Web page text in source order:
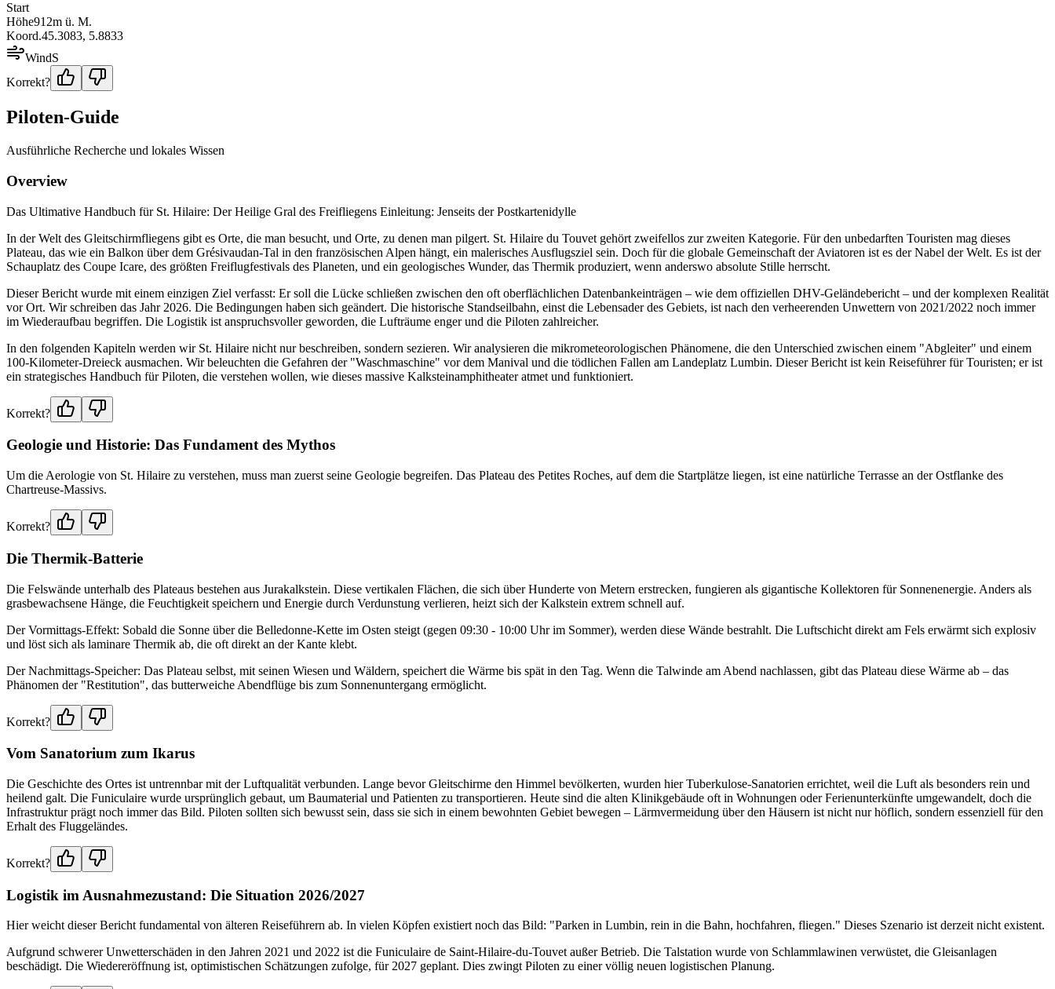
Start
Höhe912m ü. M.
Koord.45.3083, 5.8833
WindS
Korrekt?
Piloten-Guide
Ausführliche Recherche und lokales Wissen
Overview
Das Ultimative Handbuch für St. Hilaire: Der Heilige Gral des Freifliegens Einleitung: Jenseits der Postkartenidylle
In der Welt des Gleitschirmfliegens gibt es Orte, die man besucht, und Orte, zu denen man pilgert. St. Hilaire du Touvet gehört zweifellos zur zweiten Kategorie. Für den unbedarften Touristen mag dieses
Plateau, das wie ein Balkon über dem Grésivaudan-Tal in den französischen Alpen hängt, ein malerisches Ausflugsziel sein. Doch für die globale Gemeinschaft der Aviatoren ist es der Nabel der Welt. Es ist der
Schauplatz des Coupe Icare, des größten Freiflugfestivals des Planeten, und ein geologisches Wunder, das Thermik produziert, wenn anderswo absolute Stille herrscht.
Dieser Bericht wurde mit einem einzigen Ziel verfasst: Er soll die Lücke schließen zwischen den oft oberflächlichen Datenbankeinträgen – wie dem offiziellen DHV-Geländebericht – und der komplexen Realität
vor Ort. Wir schreiben das Jahr 2026. Die Bedingungen haben sich geändert. Die historische Standseilbahn, einst die Lebensader des Gebiets, ist nach den verheerenden Unwettern von 2021/2022 noch immer
im Wiederaufbau begriffen. Die Logistik ist anspruchsvoller geworden, die Lufträume enger und die Piloten zahlreicher.
In den folgenden Kapiteln werden wir St. Hilaire nicht nur beschreiben, sondern sezieren. Wir analysieren die mikrometeorologischen Phänomene, die den Unterschied zwischen einem "Abgleiter" und einem
100-Kilometer-Dreieck ausmachen. Wir beleuchten die Gefahren der "Waschmaschine" vor dem Manival und die tödlichen Fallen am Landeplatz Lumbin. Dieser Bericht ist kein Reiseführer für Touristen; er ist
ein strategisches Handbuch für Piloten, die verstehen wollen, wie dieses massive Kalksteinamphitheater atmet und funktioniert.
Korrekt?
Geologie und Historie: Das Fundament des Mythos
Um die Aerologie von St. Hilaire zu verstehen, muss man zuerst seine Geologie begreifen. Das Plateau des Petites Roches, auf dem die Startplätze liegen, ist eine natürliche Terrasse an der Ostflanke des
Chartreuse-Massivs.
Korrekt?
Die Thermik-Batterie
Die Felswände unterhalb des Plateaus bestehen aus Jurakalkstein. Diese vertikalen Flächen, die sich über Hunderte von Metern erstrecken, fungieren als gigantische Kollektoren für Sonnenenergie. Anders als
grasbewachsene Hänge, die Feuchtigkeit speichern und Energie durch Verdunstung verlieren, heizt sich der Kalkstein extrem schnell auf.
Der Vormittags-Effekt: Sobald die Sonne über die Belledonne-Kette im Osten steigt (gegen 09:30 - 10:00 Uhr im Sommer), werden diese Wände bestrahlt. Die Luftschicht direkt am Fels erwärmt sich explosiv
und löst sich als laminare Thermik ab, die oft direkt an der Kante klebt.
Der Nachmittags-Speicher: Das Plateau selbst, mit seinen Wiesen und Wäldern, speichert die Wärme bis spät in den Tag. Wenn die Talwinde am Abend nachlassen, gibt das Plateau diese Wärme ab – das
Phänomen der "Restitution", das butterweiche Abendflüge bis zum Sonnenuntergang ermöglicht.
Korrekt?
Vom Sanatorium zum Ikarus
Die Geschichte des Ortes ist untrennbar mit der Luftqualität verbunden. Lange bevor Gleitschirme den Himmel bevölkerten, wurden hier Tuberkulose-Sanatorien errichtet, weil die Luft als besonders rein und
heilend galt. Die Funiculaire wurde ursprünglich gebaut, um Baumaterial und Patienten zu transportieren. Heute sind die alten Klinikgebäude oft in Wohnungen oder Ferienunterkünfte umgewandelt, doch die
Infrastruktur prägt noch immer das Bild. Piloten sollten sich bewusst sein, dass sie sich in einem bewohnten Gebiet bewegen – Lärmvermeidung über den Häusern ist nicht nur höflich, sondern essenziell für den
Erhalt des Fluggeländes.
Korrekt?
Logistik im Ausnahmezustand: Die Situation 2026/2027
Hier weicht dieser Bericht fundamental von älteren Reiseführern ab. In vielen Köpfen existiert noch das Bild: "Parken in Lumbin, rein in die Bahn, hochfahren, fliegen." Dieses Szenario ist derzeit nicht existent.
Aufgrund schwerer Unwetterschäden in den Jahren 2021 und 2022 ist die Funiculaire de Saint-Hilaire-du-Touvet außer Betrieb. Die Talstation wurde von Schlammlawinen verwüstet, die Gleisanlagen
beschädigt. Die Wiedereröffnung ist, optimistischen Schätzungen zufolge, für 2027 geplant. Dies zwingt Piloten zu einer völlig neuen logistischen Planung.